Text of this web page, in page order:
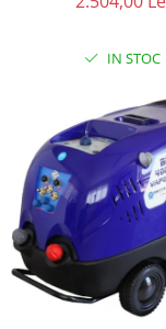
Profesional
IN STOC